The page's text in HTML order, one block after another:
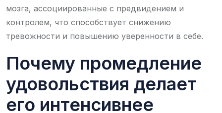
мозга, ассоциированные с предвидением и
контролем, что способствует снижению
тревожности и повышению уверенности в себе.
Почему промедление
удовольствия делает
его интенсивнее